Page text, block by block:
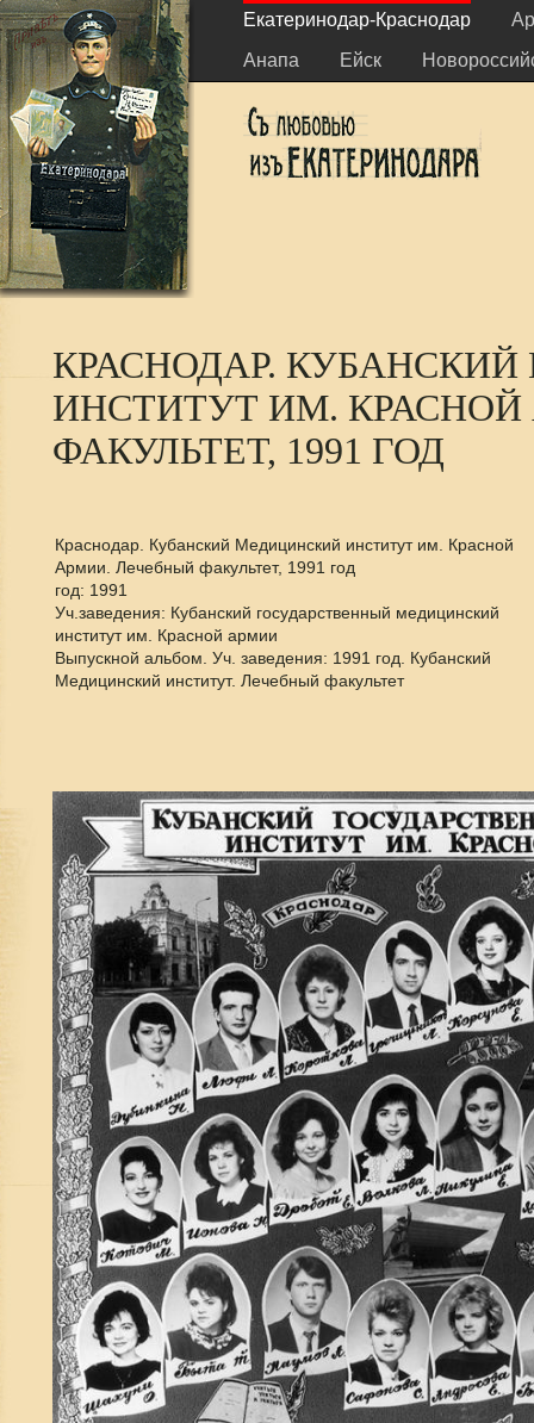
Екатеринодар-Краснодар
Анапа
Ейск
КРАСНОДАР.
ИНСТИТУТ ИМ.
ФАКУЛЬТЕТ, 1991 ГОД
Краснодар. Кубанский Медицинский институт им. Красной
Армии. Лечебный факультет, 1991 год
год: 1991
Уч.заведения: Кубанский государственный медицинский
институт им. Красной армии
Выпускной альбом. Уч. заведения: 1991 год. Кубанский
Медицинский институт. Лечебный факультет